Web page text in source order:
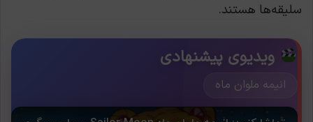
سلیقه‌ها هستند.
ویدیوی پیشنهادی
انیمه ملوان ماه